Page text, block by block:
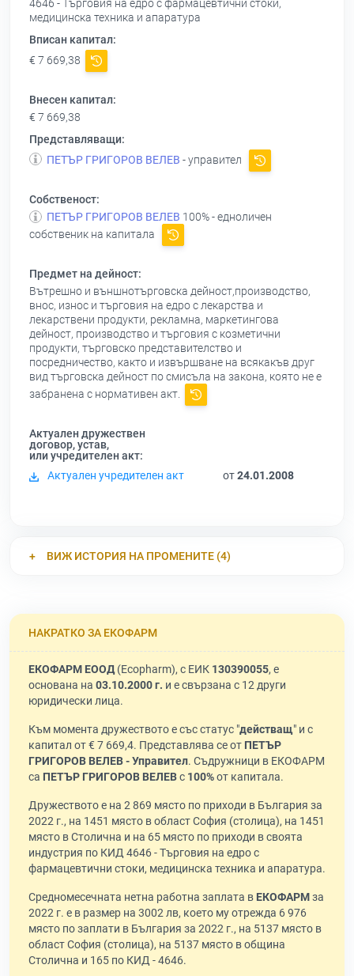
4646 - Търговия на едро с фармацевтични стоки,
медицинска техника и апаратура
Вписан капитал:
€ 7 669,38
Внесен капитал:
€ 7 669,38
Представляващи:
ПЕТЪР ГРИГОРОВ ВЕЛЕВ - управител
Собственост:
ПЕТЪР ГРИГОРОВ ВЕЛЕВ 100% - едноличен
собственик на капитала
Предмет на дейност:
Вътрешно и външнотърговска дейност,производство,
внос, износ и търговия на едро с лекарства и
лекарствени продукти, рекламна, маркетингова
дейност, производство и търговия с козметични
продукти, търговско представителство и
посредничество, както и извършване на всякакъв друг
вид търговска дейност по смисъла на закона, която не е
забранена с нормативен акт.
Актуален дружествен
договор, устав,
или учредителен акт:
Актуален учредителен акт
от24.01.2008
ВИЖ ИСТОРИЯ НА ПРОМЕНИТЕ (4)
НАКРАТКО ЗА ЕКОФАРМ
ЕКОФАРМ ЕООД(Ecopharm), с ЕИК 130390055, е
основана на 03.10.2000 г. и е свързана с 12 други
юридически лица.
Към момента дружеството е със статус "действащ" и с
капитал от € 7 669,4. Представлява се от ПЕТЪР
ГРИГОРОВ ВЕЛЕВ - Управител. Съдружници в ЕКОФАРМ
са ПЕТЪР ГРИГОРОВ ВЕЛЕВс 100%от капитала.
Дружеството е на 2 869 място по приходи в България за
2022 г., на 1451 място в област София (столица), на 1451
място в Столична и на 65 място по приходи в своята
индустрия по КИД 4646 - Търговия на едро с
фармацевтични стоки, медицинска техника и апаратура.
Средномесечната нетна работна заплата в ЕКОФАРМза
2022 г. е в размер на 3002 лв, което му отрежда 6 976
място по заплати в България за 2022 г., на 5137 място в
област София (столица), на 5137 място в община
Столична и 165 по КИД - 4646.